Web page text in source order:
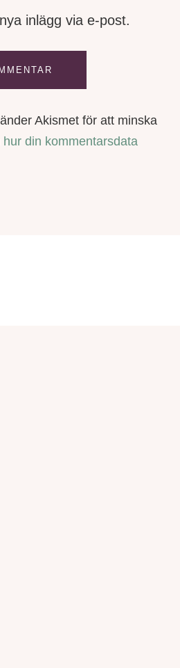
inlägg via e-post.
Akismet för att minska
hur din kommentarsdata